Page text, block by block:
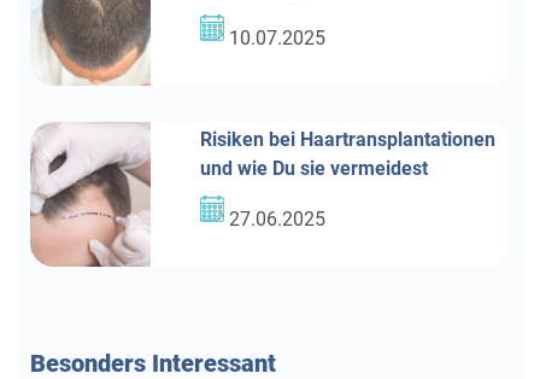
10.07.2025
Risiken bei Haartransplantationen
und wie Du sie vermeidest
27.06.2025
Besonders Interessant